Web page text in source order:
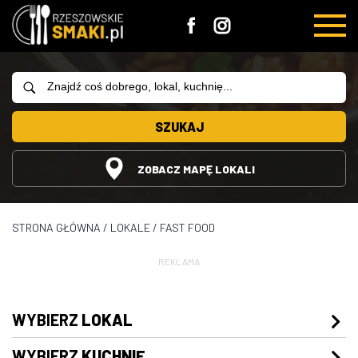
SZUKAJ
ZOBACZ MAPĘ LOKALI
STRONA GŁÓWNA / LOKALE / FAST FOOD
REKLAMA
WYBIERZ LOKAL